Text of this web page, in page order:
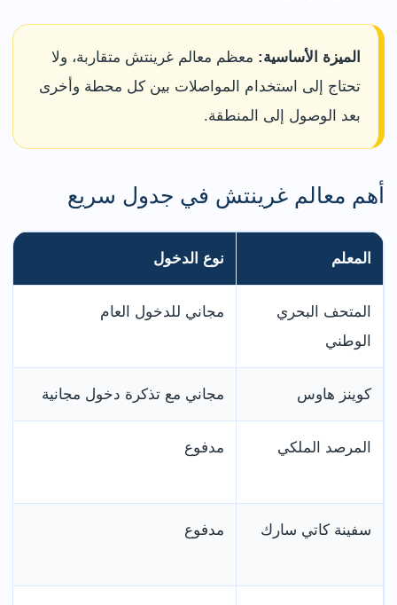
الميزة الأساسية: معظم معالم غرينتش متقاربة، ولا
تحتاج إلى استخدام المواصلات بين كل محطة وأخرى
بعد الوصول إلى المنطقة.
أهم معالم غرينتش في جدول سريع
المعلم نوع الدخول
المتحف البحري
الوطني
مجاني للدخول العام
كوينز هاوس مجاني مع تذكرة دخول مجانية
المرصد الملكي مدفوع
سفينة كاتي سارك مدفوع